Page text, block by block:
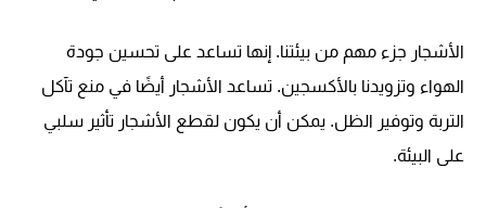
الأشجار جزء مهم من بيئتنا. إنها تساعد على تحسين جودة
الهواء وتزويدنا بالأكسجين. تساعد الأشجار أيضًا في منع تآكل
التربة وتوفير الظل. يمكن أن يكون لقطع الأشجار تأثير سلبي
على البيئة.